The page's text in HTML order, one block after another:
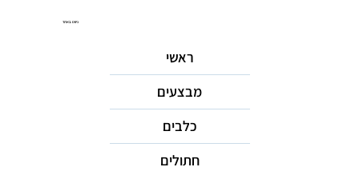
ניווט באתר
ראשי
מבצעים
כלבים
חתולים